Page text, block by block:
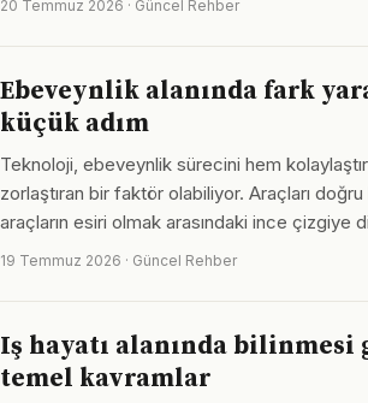
20 Temmuz 2026 · Güncel Rehber
Ebeveynlik alanında fark
küçük adım
Teknoloji, ebeveynlik sürecini hem
zorlaştıran bir faktör olabiliyor. Araçları
araçların esiri olmak arasındaki ince çizgiye
19 Temmuz 2026 · Güncel Rehber
Iş hayatı alanında bilinmesi
temel kavramlar